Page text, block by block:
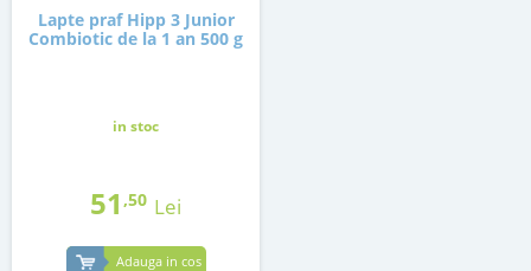
Lapte praf Hipp 3 Junior
Combiotic de la 1 an 500 g
in stoc
51 ,50 Lei
Adauga in cos